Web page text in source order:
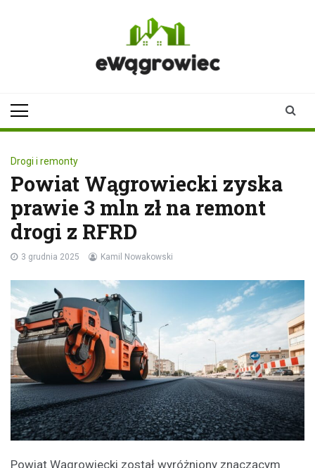
Drogi i remonty
Powiat Wągrowiecki zyska
prawie 3 mln zł na remont
drogi z RFRD
3 grudnia 2025 Kamil Nowakowski
Powiat Wągrowiecki został wyróżniony znaczącym